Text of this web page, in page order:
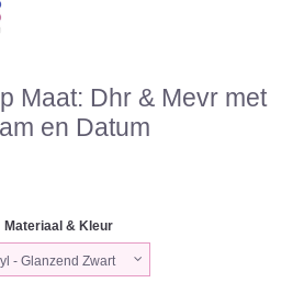
Maat: Dhr & Mevr met
en Datum
Materiaal & Kleur